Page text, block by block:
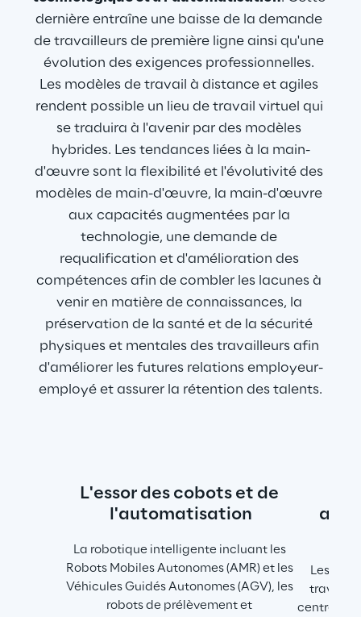
dernière entraîne une baisse de la demande
de travailleurs de première ligne ainsi qu'une
évolution des exigences professionnelles.
Les modèles de travail à distance et agiles
rendent possible un lieu de travail virtuel qui
se traduira à l'avenir par des modèles
hybrides. Les tendances liées à la main-
d'œuvre sont la flexibilité et l'évolutivité des
modèles de main-d'œuvre, la main-d'œuvre
aux capacités augmentées par la
technologie, une demande de
requalification et d'amélioration des
compétences afin de combler les lacunes à
venir en matière de connaissances, la
préservation de la santé et de la sécurité
physiques et mentales des travailleurs afin
d'améliorer les futures relations employeur-
employé et assurer la rétention des talents.
L'essor des cobots et de
l'automatisation
La robotique intelligente incluant les
Robots Mobiles Autonomes (AMR) et les
Véhicules Guidés Autonomes (AGV), les
robots de prélèvement et
Les
centres